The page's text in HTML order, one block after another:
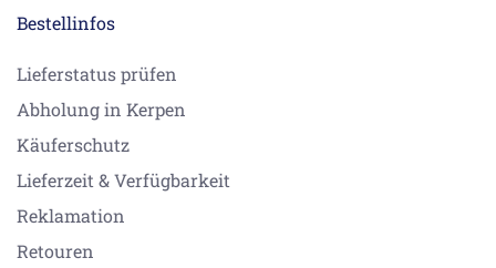
Bestellinfos
Lieferstatus prüfen
Abholung in Kerpen
Käuferschutz
Lieferzeit & Verfügbarkeit
Reklamation
Retouren